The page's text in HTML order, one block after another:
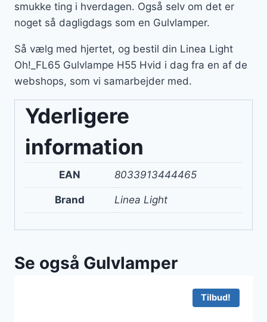
smukke ting i hverdagen. Også selv om det er
noget så dagligdags som en Gulvlamper.
Så vælg med hjertet, og bestil din Linea Light
Oh!_FL65 Gulvlampe H55 Hvid i dag fra en af de
webshops, som vi samarbejder med.
Yderligere
information
EAN 8033913444465
Brand Linea Light
Se også Gulvlamper
Tilbud!